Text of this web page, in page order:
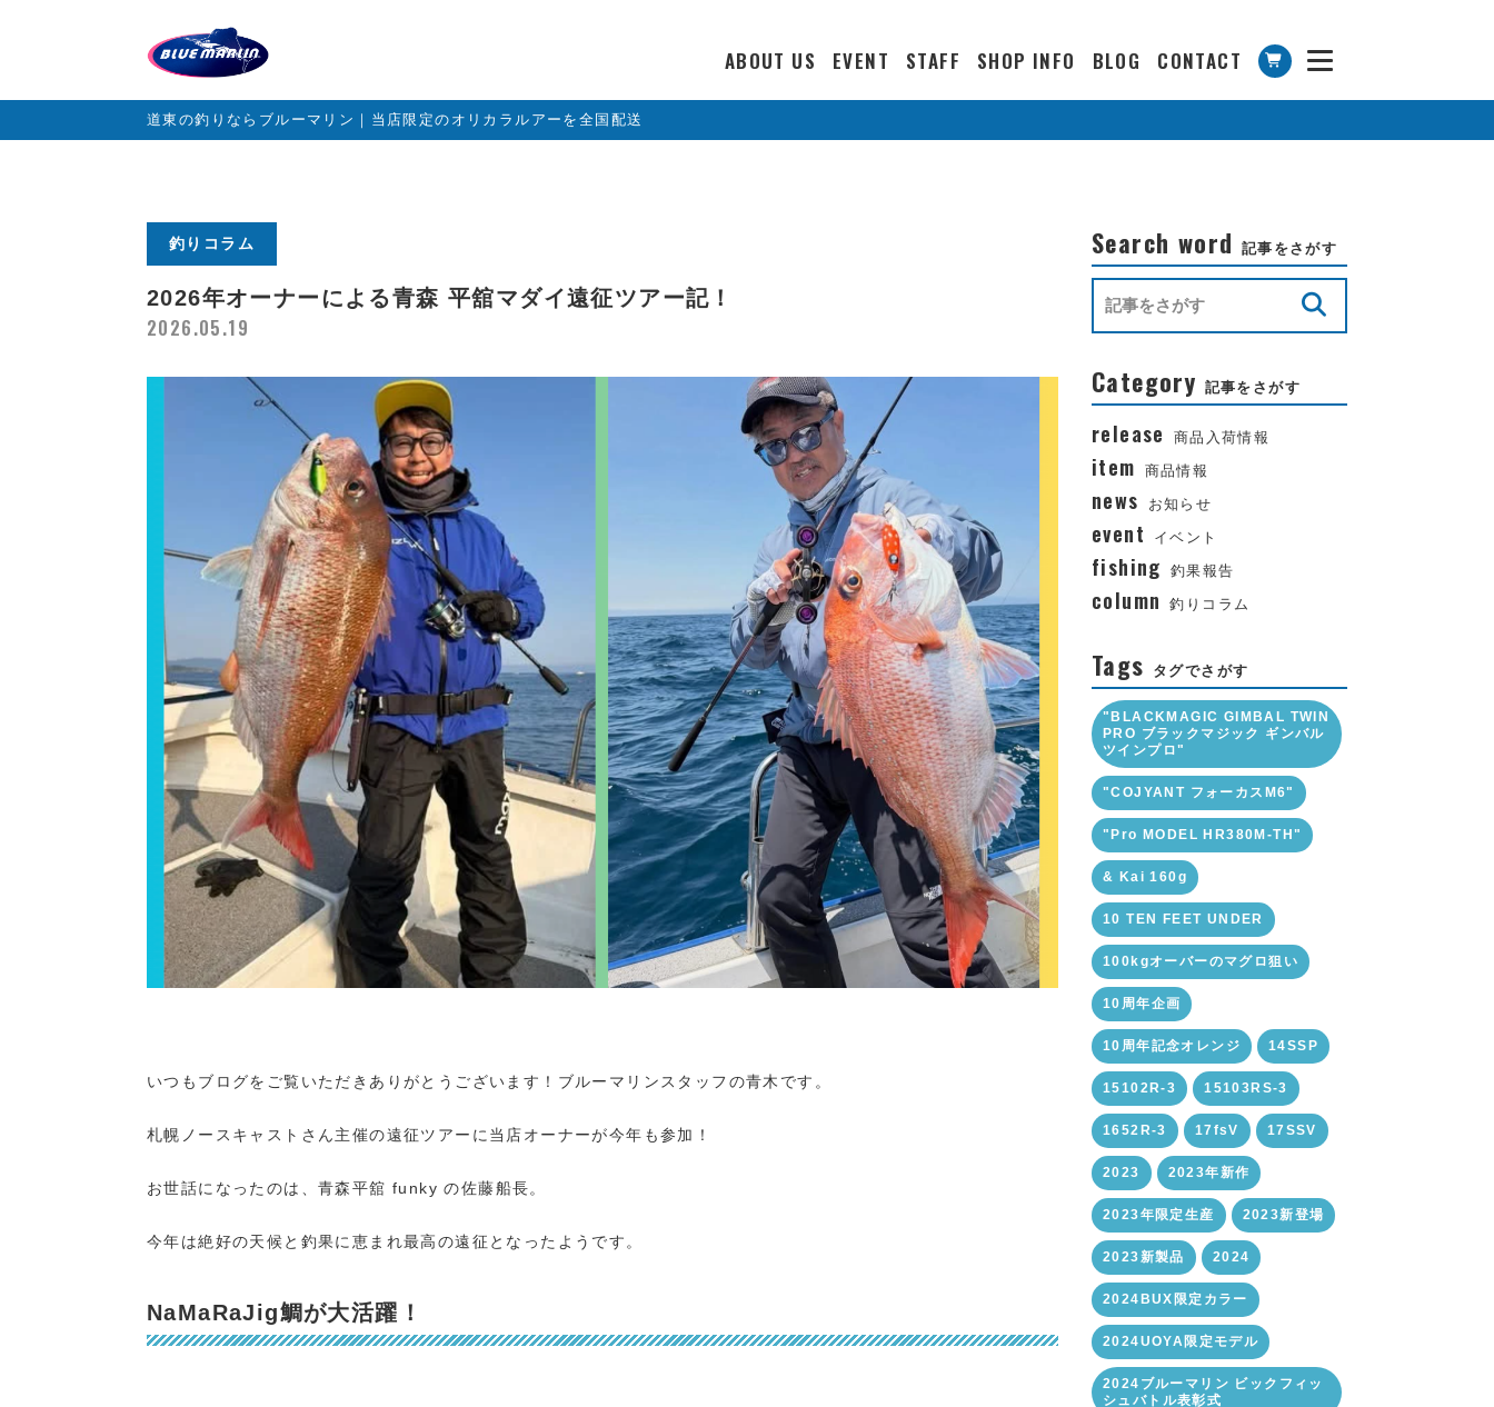
ABOUT US EVENT STAFF SHOP INFO BLOG CONTACT
道東の釣りならブルーマリン｜当店限定のオリカラルアーを全国配送
釣りコラム
2026年オーナーによる青森 平舘マダイ遠征ツアー記！
2026.05.19
いつもブログをご覧いただきありがとうございます！ブルーマリンスタッフの青木です。
札幌ノースキャストさん主催の遠征ツアーに当店オーナーが今年も参加！
お世話になったのは、青森平舘 funky の佐藤船長。
今年は絶好の天候と釣果に恵まれ最高の遠征となったようです。
NaMaRaJig鯛が大活躍！
Search word 記事をさがす
Category 記事をさがす
release 商品入荷情報
item 商品情報
news お知らせ
event イベント
fishing 釣果報告
column 釣りコラム
Tags タグでさがす
"BLACKMAGIC GIMBAL TWIN
PRO ブラックマジック ギンバル
ツインプロ"
"COJYANT フォーカスM6"
"Pro MODEL HR380M-TH"
& Kai 160g
10 TEN FEET UNDER
100kgオーバーのマグロ狙い
10周年企画
10周年記念オレンジ 14SSP
15102R-3 15103RS-3
1652R-3 17fsV 17SSV
2023 2023年新作
2023年限定生産 2023新登場
2023新製品 2024
2024BUX限定カラー
2024UOYA限定モデル
2024ブルーマリン ビックフィッ
シュバトル表彰式